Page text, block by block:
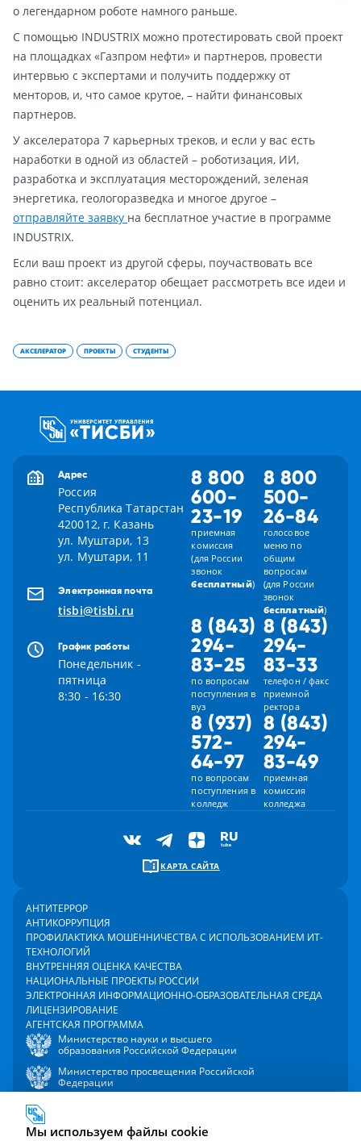
о легендарном роботе намного раньше.
С помощью INDUSTRIX можно протестировать свой проект
на площадках «Газпром нефти» и партнеров, провести
интервью с экспертами и получить поддержку от
менторов, и, что самое крутое, – найти финансовых
партнеров.
У акселератора 7 карьерных треков, и если у вас есть
наработки в одной из областей – роботизация, ИИ,
разработка и эксплуатация месторождений, зеленая
энергетика, геологоразведка и многое другое –
отправляйте заявку на бесплатное участие в программе
INDUSTRIX.
Если ваш проект из другой сферы, поучаствовать все
равно стоит: акселератор обещает рассмотреть все идеи и
оценить их реальный потенциал.
АКСЕЛЕРАТОР ПРОЕКТЫ СТУДЕНТЫ
Адрес
Россия
Республика Татарстан
420012, г. Казань
ул. Муштари, 13
ул. Муштари, 11
Электронная почта
tisbi@tisbi.ru
График работы
Понедельник -
пятница
8:30 - 16:30
8 800
600-
23-19
приемная
комиссия
(для России
звонок
бесплатный)
8 800
500-
26-84
голосовое
меню по
общим
вопросам
(для России
звонок
бесплатный)
8 (843)
294-
83-25
по вопросам
поступления в
вуз
8 (843)
294-
83-33
телефон / факс
приемной
ректора
8 (937)
572-
64-97
по вопросам
поступления в
колледж
8 (843)
294-
83-49
приемная
комиссия
колледжа
КАРТА САЙТА
АНТИТЕРРОР
АНТИКОРРУПЦИЯ
ПРОФИЛАКТИКА МОШЕННИЧЕСТВА С ИСПОЛЬЗОВАНИЕМ ИТ-
ТЕХНОЛОГИЙ
ВНУТРЕННЯЯ ОЦЕНКА КАЧЕСТВА
НАЦИОНАЛЬНЫЕ ПРОЕКТЫ РОССИИ
ЭЛЕКТРОННАЯ ИНФОРМАЦИОННО-ОБРАЗОВАТЕЛЬНАЯ СРЕДА
ЛИЦЕНЗИРОВАНИЕ
АГЕНТСКАЯ ПРОГРАММА
Министерство науки и высшего
образования Российской Федерации
Министерство просвещения Российской
Федерации
2000 - 2026 © Университет управления «ТИСБИ»
Мы используем файлы cookie